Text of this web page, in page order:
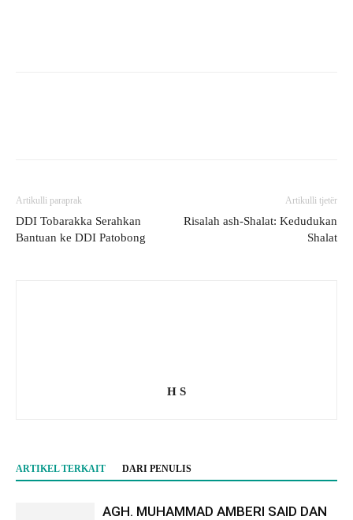
Artikulli paraprak
DDI Tobarakka Serahkan
Bantuan ke DDI Patobong
Artikulli tjetër
Risalah ash-Shalat: Kedudukan
Shalat
H S
ARTIKEL TERKAIT DARI PENULIS
AGH. MUHAMMAD AMBERI SAID DAN